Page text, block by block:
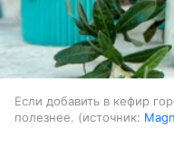
Если добавить в кефир
полезнее.
источник: